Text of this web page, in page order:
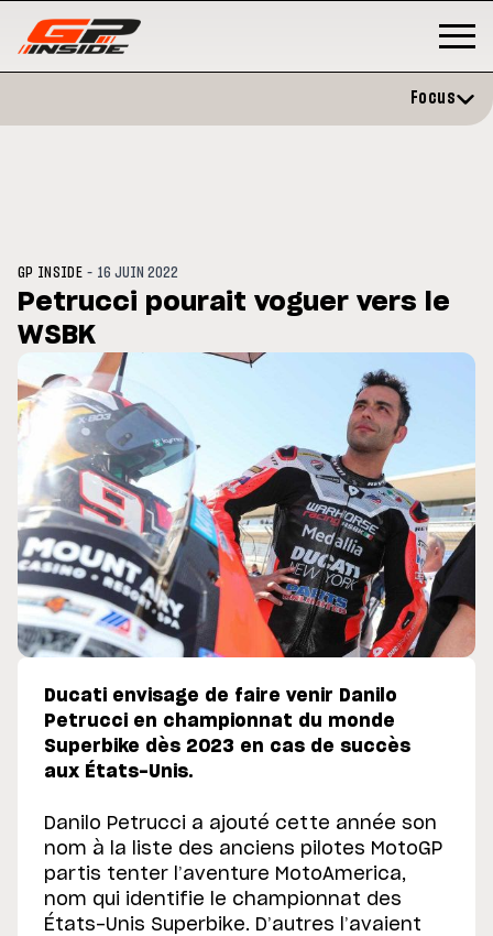
: Horaires et
du GP de Grande-
Zarco évite l'opération et vise
retour en septembre
Focus
GP INSIDE - 16 JUIN 2022
Petrucci pourait voguer vers le
WSBK
Ducati envisage de faire venir Danilo
Petrucci en championnat du monde
Superbike dès 2023 en cas de succès
aux États-Unis.
Danilo Petrucci a ajouté cette année son
nom à la liste des anciens pilotes MotoGP
partis tenter l’aventure MotoAmerica,
nom qui identifie le championnat des
États-Unis Superbike. D’autres l’avaient